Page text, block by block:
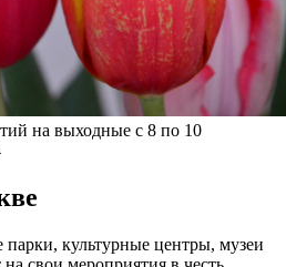
на выходные с 8 по 10
культурные центры, музеи